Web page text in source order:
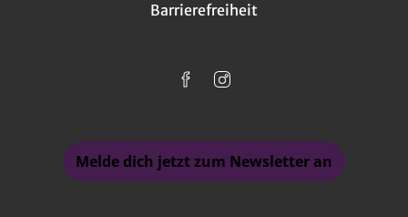
Barrierefreiheit
Melde dich jetzt zum Newsletter an